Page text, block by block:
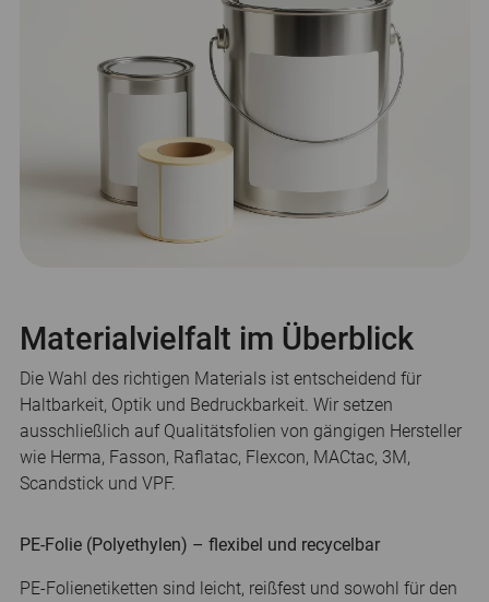
Materialvielfalt im Überblick
Die Wahl des richtigen Materials ist entscheidend für
Haltbarkeit, Optik und Bedruckbarkeit. Wir setzen
ausschließlich auf Qualitätsfolien von gängigen Hersteller
wie Herma, Fasson, Raflatac, Flexcon, MACtac, 3M,
Scandstick und VPF.
PE-Folie (Polyethylen) – flexibel und recycelbar
PE-Folienetiketten sind leicht, reißfest und sowohl für den